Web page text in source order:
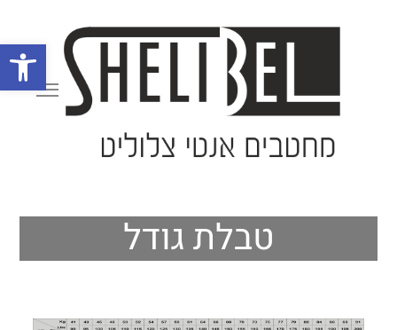
SHELIBEL
מחטבים אנטי צלוליט וחיטוב הגוף
טבלת גודל